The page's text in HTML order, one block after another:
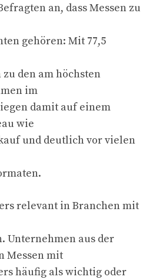
an, dass Messen zu
gehören: Mit 77,5
den am höchsten
im
damit auf einem
wie
und deutlich vor vielen
relevant in Branchen mit
Unternehmen aus der
Messen mit
häufig als wichtig oder